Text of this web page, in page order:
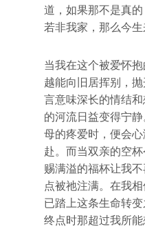
道，如果那不是真
若非我家，那么今生
当我在这个被爱怀
越能向旧居挥别，
言意味深长的情结
的河流日益变得宁
母的疼爱时，便会
赴。而当双亲的空
赐满溢的福杯让我
点被祂注满。在我
已踏上这条生命转
终点时那超过我所能